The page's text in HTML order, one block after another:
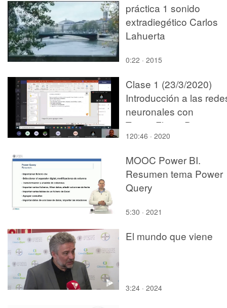
práctica 1 sonido
extradiegético Carlos
Lahuerta
0:22 · 2015
Clase 1 (23/3/2020)
Introducción a las
neuronales con
TensorFlow - Proyecto
Robótica
120:46 · 2020
MOOC Power BI.
Resumen tema Power
Query
5:30 · 2021
El mundo que viene
3:24 · 2024